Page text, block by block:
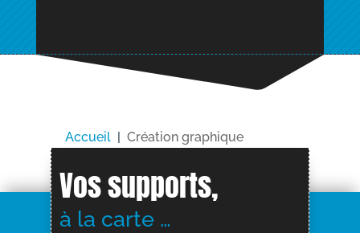
Accueil Création graphique
Vos supports,
à la carte …